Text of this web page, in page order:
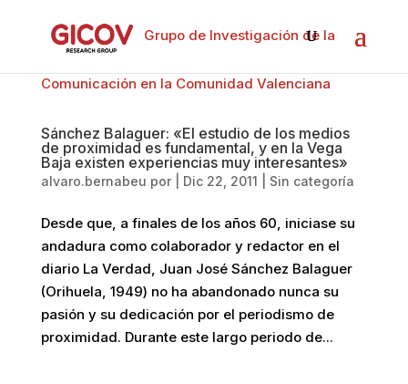
Grupo de Investigación de la
Comunicación en la Comunidad Valenciana
Sánchez Balaguer: «El estudio de los medios
de proximidad es fundamental, y en la Vega
Baja existen experiencias muy interesantes»
alvaro.bernabeu por Dic 22, 2011 Sin categoría
Desde que, a finales de los años 60, iniciase su
andadura como colaborador y redactor en el
diario La Verdad, Juan José Sánchez Balaguer
(Orihuela, 1949) no ha abandonado nunca su
pasión y su dedicación por el periodismo de
proximidad. Durante este largo periodo de...